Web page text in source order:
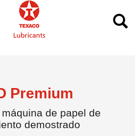
Premium
de papel de
demostrado